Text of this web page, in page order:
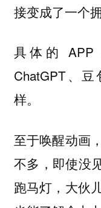
接变成了一个
具体的
ChatGPT、
样。
至于唤醒动画
不多，即使没
跑马灯，大伙